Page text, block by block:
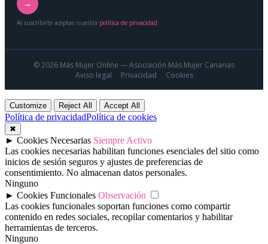
→
Al suscribirte aceptas nuestra política de privacidad.
© 2026 Más Mujer Online — Asociación Más Mujer Canarias
Aviso legal
Privacidad Cookies
Customize Reject All Accept All
Política de privacidadPolítica de cookies
✖
► Cookies Necesarias Siempre Activo
Las cookies necesarias habilitan funciones esenciales del sitio como
inicios de sesión seguros y ajustes de preferencias de
consentimiento. No almacenan datos personales.
Ninguno
► Cookies Funcionales Observación
Las cookies funcionales soportan funciones como compartir
contenido en redes sociales, recopilar comentarios y habilitar
herramientas de terceros.
Ninguno